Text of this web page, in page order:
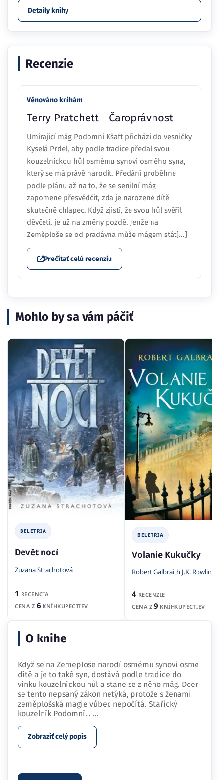
Detaily knihy
Recenzie
Věnováno knihám
Terry Pratchett - Čaroprávnost
Umírající mág Podomní Kšaft přichází do vesničky
Kyselá Prdel, aby podle tradice předal svou
kouzelnickou hůl osmému synovi osmého syna,
který se má právě narodit. Předání proběhne
podle plánu až na to, že se senilní mág
zapomene přesvědčit, zda je narozené dítě
skutečně chlapec. Když zjistí, že svou hůl svěřil
děvčeti, je už na změny pozdě. Jenže na
Zeměploše se od pradávna může mágem stát[...]
Prečítať celú recenziu
Mohlo by sa vám páčiť
BELETRIA
Devět nocí
Zuzana Strachotová
1 RECENCIA
CENA Z 6 KNÍHKUPECTIEV
BELETRIA
Volanie Kukučky
Robert Galbraith J.K. Rowling
4 RECENZIE
CENA Z 9 KNÍHKUPECTIEV
O knihe
Když se na Zeměploše narodí osmému synovi osmé
dítě a je to také syn, dostává podle tradice do
vínku kouzelnickou hůl a stane se z něho mág. Dcer
se tento nepsaný zákon netýká, protože s ženami
zeměplošská magie vůbec nepočítá. Stařický
kouzelník Podomní… ...
Zobraziť celý popis